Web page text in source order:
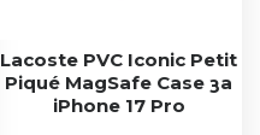
Lacoste PVC Iconic Petit
Piqué MagSafe Case за
iPhone 17 Pro